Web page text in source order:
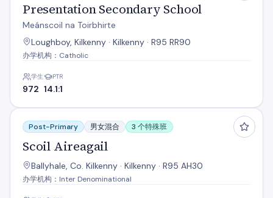
Presentation Secondary School
Meánscoil na Toirbhirte
Loughboy, Kilkenny · Kilkenny · R95 RR90
办学机构：Catholic
学生
972
PTR
14.1:1
Scoil Aireagail
Post-Primary 男女混合 3 个特殊班
Scoil Aireagail
Ballyhale, Co. Kilkenny · Kilkenny · R95 AH30
办学机构：Inter Denominational